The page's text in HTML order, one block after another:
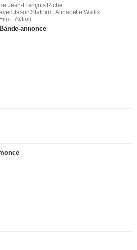
de Jean-François Richet
avec Jason Statham, Annabelle Wallis
Film - Action
Bande-annonce